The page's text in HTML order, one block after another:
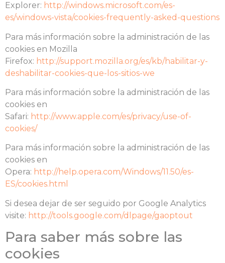
Explorer: http://windows.microsoft.com/es-
es/windows-vista/cookies-frequently-asked-questions
Para más información sobre la administración de las
cookies en Mozilla
Firefox: http://support.mozilla.org/es/kb/habilitar-y-
deshabilitar-cookies-que-los-sitios-we
Para más información sobre la administración de las
cookies en
Safari: http://www.apple.com/es/privacy/use-of-
cookies/
Para más información sobre la administración de las
cookies en
Opera: http://help.opera.com/Windows/11.50/es-
ES/cookies.html
Si desea dejar de ser seguido por Google Analytics
visite: http://tools.google.com/dlpage/gaoptout
Para saber más sobre las
cookies